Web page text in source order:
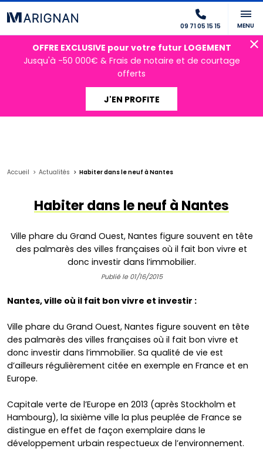
09 71 05 15 15 MENU
OFFRE EXCLUSIVE pour votre futur LOGEMENT
Jusqu'à -50 000€ & Frais de notaire et de courtage
offerts
J'EN PROFITE
Accueil Actualités Habiter dans le neuf à Nantes
Habiter dans le neuf à Nantes
Ville phare du Grand Ouest, Nantes figure souvent en tête
des palmarès des villes françaises où il fait bon vivre et
donc investir dans l’immobilier.
Publié le 01/16/2015
Nantes, ville où il fait bon vivre et investir :
Ville phare du Grand Ouest, Nantes figure souvent en tête
des palmarès des villes françaises où il fait bon vivre et
donc investir dans l’immobilier. Sa qualité de vie est
d’ailleurs régulièrement citée en exemple en France et en
Europe.
Capitale verte de l’Europe en 2013 (après Stockholm et
Hambourg), la sixième ville la plus peuplée de France se
distingue en effet de façon exemplaire dans le
développement urbain respectueux de l’environnement.